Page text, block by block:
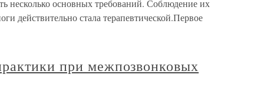
несколько основных требований. Соблюдение их
действительно стала терапевтической.Первое
при межпозвонковых